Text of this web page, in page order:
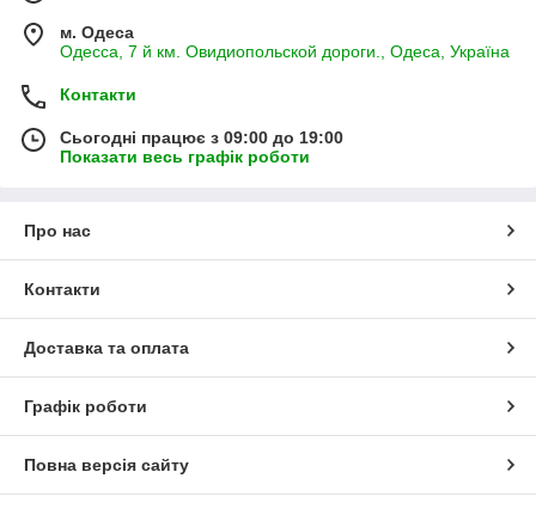
м. Одеса
Одесса, 7 й км. Овидиопольской дороги., Одеса, Україна
Контакти
Сьогодні працює з 09:00 до 19:00
Показати весь графік роботи
Про нас
Контакти
Доставка та оплата
Графік роботи
Повна версія сайту